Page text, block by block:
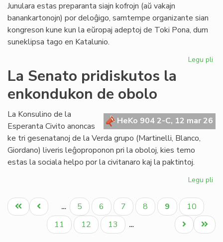
Junulara estas preparanta siajn kofrojn (aŭ vakajn
banankartonojn) por deloĝigo, samtempe organizante sian
kongreson kune kun la eŭropaj adeptoj de Toki Pona, dum
suneklipsa tago en Katalunio.
Legu pli
La Senato pridiskutos la
enkondukon de obolo
HeKo 904 2-C, 12 mar 26
La Konsulino de la
Esperanta Civito anoncas
ke tri gesenatanoj de la Verda grupo (Martinelli, Blanco,
Giordano) liveris leĝoproponon pri la oboloj, kies temo
estas la sociala helpo por la civitanaro kaj la paktintoj.
Legu pli
la
Pagination
Unua
paĝo
Antaŭa
paĝo
… Paĝo
5 Paĝo
6 Paĝo
7 Paĝo
8
Aktuala
paĝo
9 Paĝo
10
Paĝo
11 Paĝo
12 Paĝo
13 …
Last
page
Next
page